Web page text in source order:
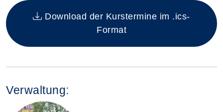
Download der Kurstermine im .ics-
Format
Verwaltung: